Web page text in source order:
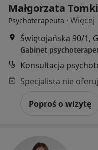
Małgorzata
Psychoterapeuta · Więcej
Świętojańska 90/1,
Gabinet
Konsultacja
Poproś o wizytę